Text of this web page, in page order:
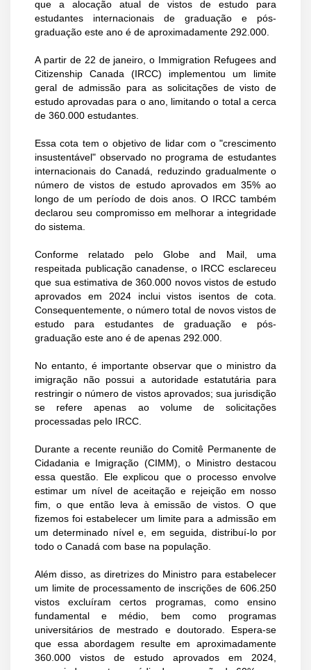
que a alocação atual de vistos de estudo para
estudantes internacionais de graduação e pós-
graduação este ano é de aproximadamente 292.000.
A partir de 22 de janeiro, o Immigration Refugees and
Citizenship Canada (IRCC) implementou um limite
geral de admissão para as solicitações de visto de
estudo aprovadas para o ano, limitando o total a cerca
de 360.000 estudantes.
Essa cota tem o objetivo de lidar com o "crescimento
insustentável" observado no programa de estudantes
internacionais do Canadá, reduzindo gradualmente o
número de vistos de estudo aprovados em 35% ao
longo de um período de dois anos. O IRCC também
declarou seu compromisso em melhorar a integridade
do sistema.
Conforme relatado pelo Globe and Mail, uma
respeitada publicação canadense, o IRCC esclareceu
que sua estimativa de 360.000 novos vistos de estudo
aprovados em 2024 inclui vistos isentos de cota.
Consequentemente, o número total de novos vistos de
estudo para estudantes de graduação e pós-
graduação este ano é de apenas 292.000.
No entanto, é importante observar que o ministro da
imigração não possui a autoridade estatutária para
restringir o número de vistos aprovados; sua jurisdição
se refere apenas ao volume de solicitações
processadas pelo IRCC.
Durante a recente reunião do Comitê Permanente de
Cidadania e Imigração (CIMM), o Ministro destacou
essa questão. Ele explicou que o processo envolve
estimar um nível de aceitação e rejeição em nosso
fim, o que então leva à emissão de vistos. O que
fizemos foi estabelecer um limite para a admissão em
um determinado nível e, em seguida, distribuí-lo por
todo o Canadá com base na população.
Além disso, as diretrizes do Ministro para estabelecer
um limite de processamento de inscrições de 606.250
vistos excluíram certos programas, como ensino
fundamental e médio, bem como programas
universitários de mestrado e doutorado. Espera-se
que essa abordagem resulte em aproximadamente
360.000 vistos de estudo aprovados em 2024,